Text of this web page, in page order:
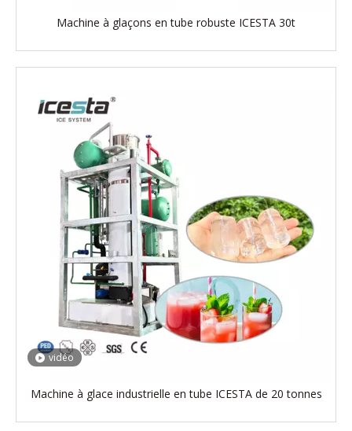
Machine à glaçons en tube robuste ICESTA 30t
vidéo
Machine à glace industrielle en tube ICESTA de 20 tonnes